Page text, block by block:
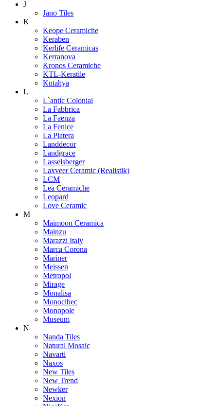
J
Jano Tiles
K
Keope Ceramiche
Keraben
Kerlife Ceramicas
Kerranova
Kronos Ceramiche
KTL-Keratile
Kutahya
L
L`antic Colonial
La Fabbrica
La Faenza
La Fenice
La Platera
Landdecor
Landgrace
Lasselsberger
Laxveer Ceramic (Realistik)
LCM
Lea Ceramiche
Leopard
Love Ceramic
M
Maimoon Ceramica
Mainzu
Marazzi Italy
Marca Corona
Mariner
Meissen
Metropol
Mirage
Monalisa
Monocibec
Monopole
Museum
N
Nanda Tiles
Natural Mosaic
Navarti
Naxos
New Tiles
New Trend
Newker
Nexion